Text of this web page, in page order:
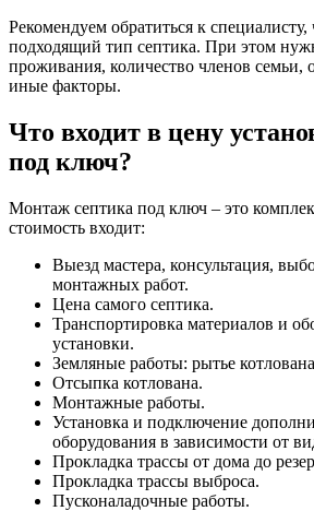
Рекомендуем обратиться к
подходящий тип септика. При этом
проживания, количество членов семьи,
иные факторы.
Что входит в цену
под ключ?
Монтаж септика под ключ – это
стоимость входит:
Выезд мастера, консультация,
монтажных работ.
Цена самого септика.
Транспортировка материалов и
установки.
Земляные работы: рытье
Отсыпка котлована.
Монтажные работы.
Установка и подключение
оборудования в зависимости от
Прокладка трассы от дома до
Прокладка трассы выброса.
Пусконаладочные работы.